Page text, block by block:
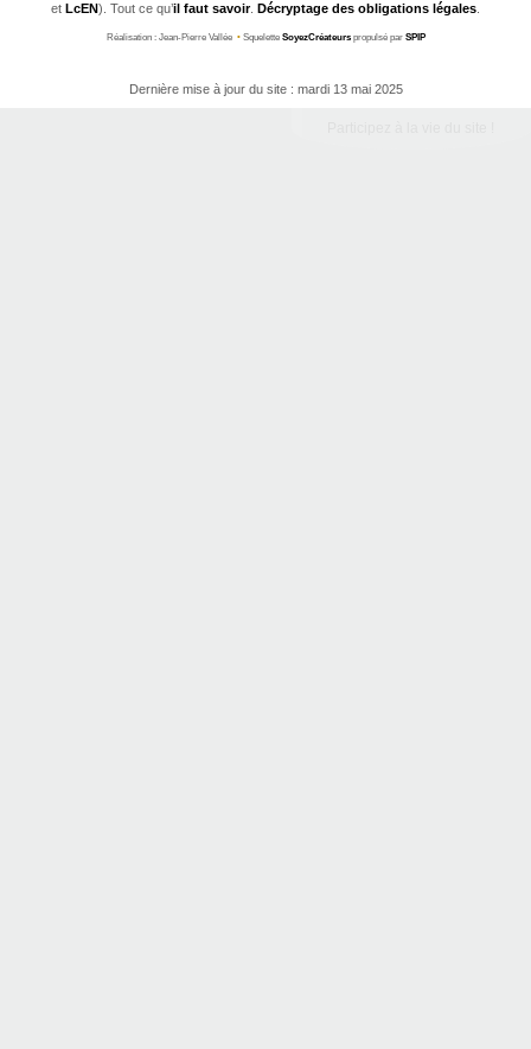
et LcEN). Tout ce qu’il faut savoir. Décryptage des obligations légales
Réalisation : Jean-Pierre Vallée •Squelette SoyezCréateurspropulsé par SPIP
Dernière mise à jour du site : mardi 13 mai 2025